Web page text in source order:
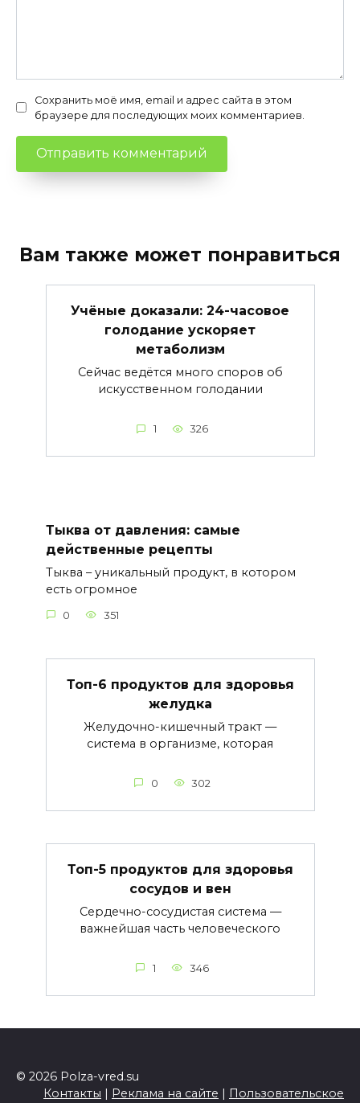
Сохранить моё имя, email и адрес сайта в этом
браузере для последующих моих комментариев.
Вам также может понравиться
Учёные доказали: 24-часовое
голодание ускоряет
метаболизм
Сейчас ведётся много споров об
искусственном голодании
1 326
Тыква от давления: самые
действенные рецепты
Тыква – уникальный продукт, в котором
есть огромное
0 351
Топ-6 продуктов для здоровья
желудка
Желудочно-кишечный тракт —
система в организме, которая
0 302
Топ-5 продуктов для здоровья
сосудов и вен
Сердечно-сосудистая система —
важнейшая часть человеческого
1 346
© 2026 Polza-vred.su
Контакты | Реклама на сайте | Пользовательское